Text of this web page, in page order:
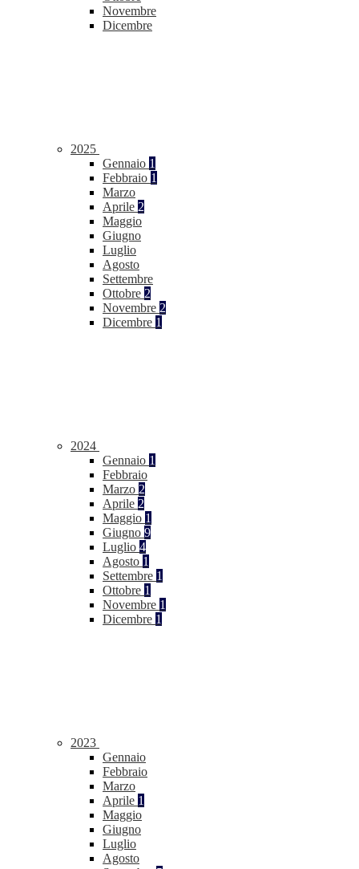
Novembre
Dicembre
2025
Gennaio 1
Febbraio 1
Marzo
Aprile 2
Maggio
Giugno
Luglio
Agosto
Settembre
Ottobre 2
Novembre 2
Dicembre 1
2024
Gennaio 1
Febbraio
Marzo 2
Aprile 2
Maggio 1
Giugno 9
Luglio 4
Agosto 1
Settembre 1
Ottobre 1
Novembre 1
Dicembre 1
2023
Gennaio
Febbraio
Marzo
Aprile 1
Maggio
Giugno
Luglio
Agosto